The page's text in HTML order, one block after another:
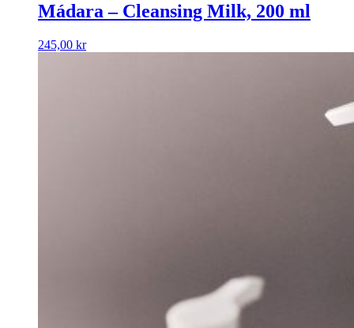
Mádara – Cleansing Milk, 200 ml
245,00 kr